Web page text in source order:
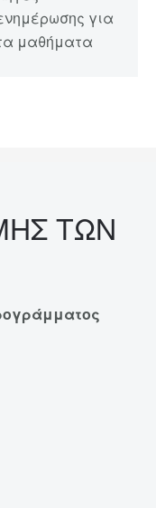
για
μαθήματα
ΤΩΝ